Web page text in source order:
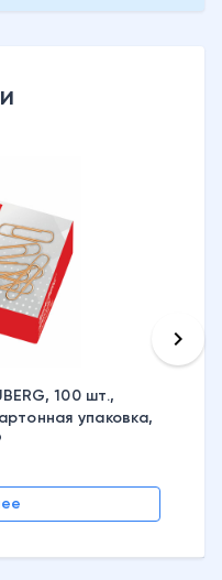
100 шт.,
упаковка,
keyboard_arrow_right